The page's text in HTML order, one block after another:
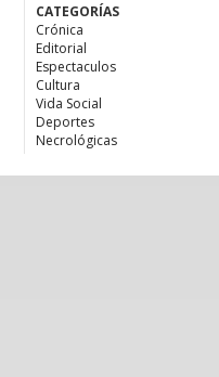
CATEGORÍAS
Crónica
Editorial
Espectaculos
Cultura
Vida Social
Deportes
Necrológicas